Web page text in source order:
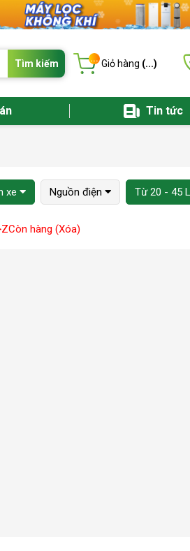
Tìm kiếm ... Giỏ hàng (...)
Tin tức
xe Nguồn điện Từ 20 - 45
Còn hàng (Xóa)